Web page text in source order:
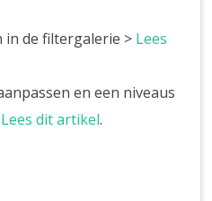
de filtergalerie > Lees
en een niveaus
Lees dit artikel.